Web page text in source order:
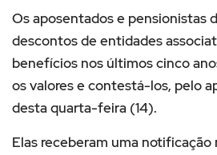
Os aposentados e pensionistas
descontos de entidades
benefícios nos últimos cinco
os valores e contestá-los, pelo
desta quarta-feira (14).
Elas receberam uma